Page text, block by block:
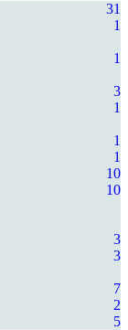
31
1
1
3
1
1
1
10
10
3
3
7
2
5